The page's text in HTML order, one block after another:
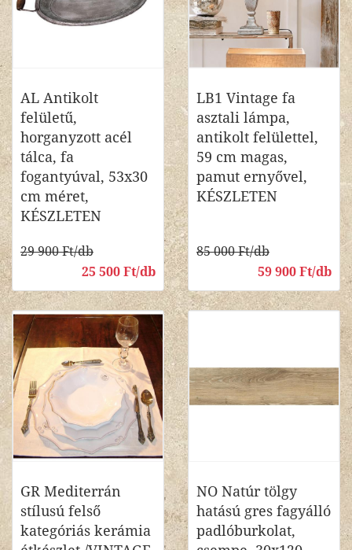
AL Antikolt
felületű,
horganyzott acél
tálca, fa
fogantyúval, 53x30
cm méret,
KÉSZLETEN
29 900 Ft/db
25 500 Ft/db
LB1 Vintage fa
asztali lámpa,
antikolt felülettel,
59 cm magas,
pamut ernyővel,
KÉSZLETEN
85 000 Ft/db
59 900 Ft/db
GR Mediterrán
stílusú felső
kategóriás kerámia
NO Natúr tölgy
hatású gres fagyálló
padlóburkolat,